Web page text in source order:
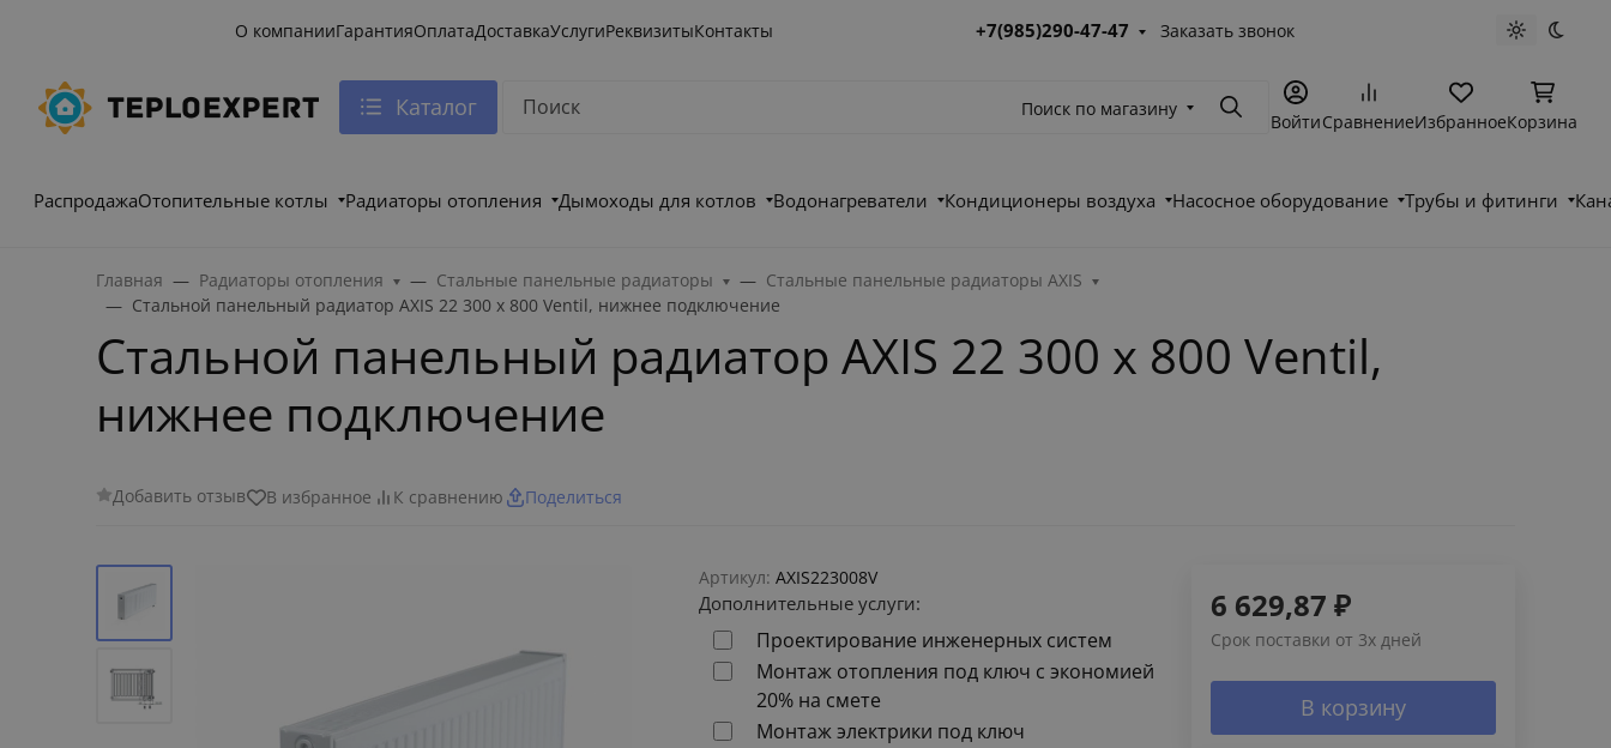
О компанииГарантияОплатаДоставкаУслугиРеквизитыКонтакты +7(985)290-47-47 Заказать звонок Светлая
Каталог Поиск по магазину ПоискВойтиСравнениеИзбранноеКорзина
РаспродажаОтопительные котлы Радиаторы отопления Дымоходы для котлов Водонагреватели Кондиционеры воздуха Насосное оборудование Трубы и фитинги
Главная Радиаторы отопления Стальные панельные радиаторы
Стальные панельные радиаторы AXIS
Стальной панельный радиатор AXIS 22 300 x 800 Ventil, нижнее подключение
Стальной панельный радиатор AXIS 22 300 x 800 Ventil,
нижнее подключение
Добавить отзыв В избранное К сравнению Поделиться
Артикул: AXIS223008V
Дополнительные услуги:
Проектирование инженерных систем
Монтаж отопления под ключ с экономией
20% на смете
Монтаж электрики под ключ
6 629,87 ₽
Срок поставки от 3х дней
В корзину